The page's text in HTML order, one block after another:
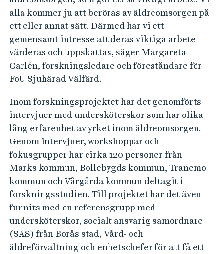
alla kommer ju att beröras av äldreomsorgen på
ett eller annat sätt. Därmed har vi ett
gemensamt intresse att deras viktiga arbete
värderas och uppskattas, säger Margareta
Carlén, forskningsledare och föreståndare för
FoU Sjuhärad Välfärd.
Inom forskningsprojektet har det genomförts
intervjuer med undersköterskor som har olika
lång erfarenhet av yrket inom äldreomsorgen.
Genom intervjuer, workshoppar och
fokusgrupper har cirka 120 personer från
Marks kommun, Bollebygds kommun, Tranemo
kommun och Vårgårda kommun deltagit i
forskningsstudien. Till projektet har det även
funnits med en referensgrupp med
undersköterskor, socialt ansvarig samordnare
(SAS) från Borås stad, Vård- och
äldreförvaltning och enhetschefer för att få ett